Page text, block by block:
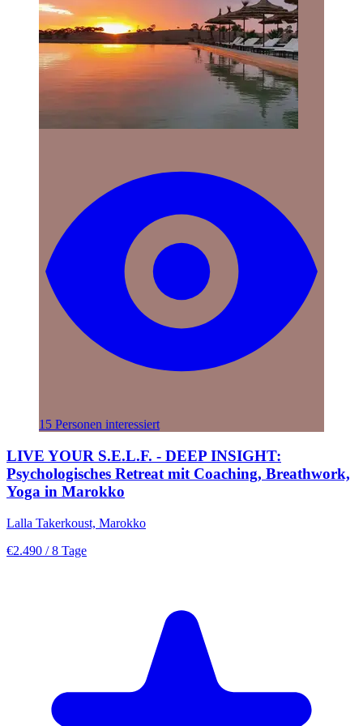
15 Personen interessiert
LIVE YOUR S.E.L.F. - DEEP INSIGHT:
Psychologisches Retreat mit Coaching, Breathwork,
Yoga in Marokko
Lalla Takerkoust, Marokko
€2.490 / 8 Tage